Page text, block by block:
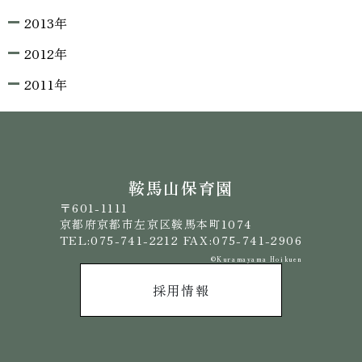
2013年
2012年
2011年
鞍馬山保育園
〒601-1111
京都府京都市左京区鞍馬本町1074
TEL:075-741-2212 FAX:075-741-2906
©️Kuramayama Hoikuen
採用情報